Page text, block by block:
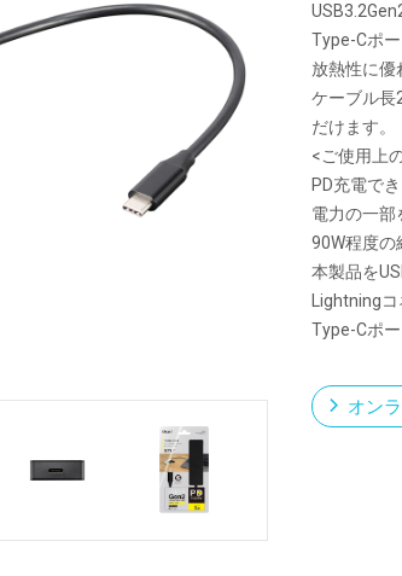
Type-Cポ
放熱性に優
ケーブル長
だけます。
<ご使用上
PD充電で
電力の一部
90W程度の
本製品を
Lightning
Type-Cポ
オン